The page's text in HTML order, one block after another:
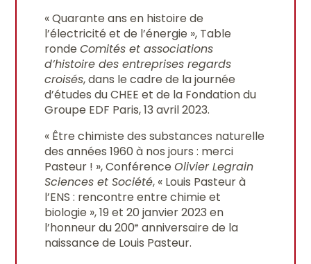
« Quarante ans en histoire de
l’électricité et de l’énergie », Table
rondeComités et associations
d’histoire des entreprises regards
croisés, dans le cadre de la journée
d’études du CHEE et de la Fondation du
Groupe EDF Paris, 13 avril 2023.
« Être chimiste des substances naturelle
des années 1960 à nos jours : merci
Pasteur ! », ConférenceOlivier Legrain
Sciences et Société, « Louis Pasteur à
l’ENS : rencontre entre chimie et
biologie », 19 et 20 janvier 2023 en
l’honneur du 200e anniversaire de la
naissance de Louis Pasteur.